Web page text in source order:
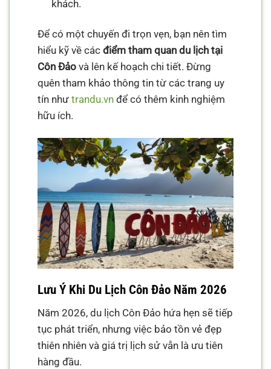
khách.
Để có một chuyến đi trọn vẹn, bạn nên tìm
hiểu kỹ về cácđiểm tham quan du lịch tại
Côn Đảo và lên kế hoạch chi tiết. Đừng
quên tham khảo thông tin từ các trang uy
tín nhưtrandu.vn để có thêm kinh nghiệm
hữu ích.
Lưu Ý Khi Du Lịch Côn Đảo Năm 2026
Năm 2026, du lịch Côn Đảo hứa hẹn sẽ tiếp
tục phát triển, nhưng việc bảo tồn vẻ đẹp
thiên nhiên và giá trị lịch sử vẫn là ưu tiên
hàng đầu.